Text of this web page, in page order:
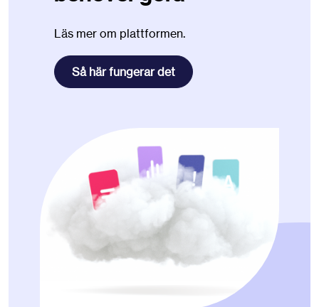
Läs mer om plattformen.
Så här fungerar det